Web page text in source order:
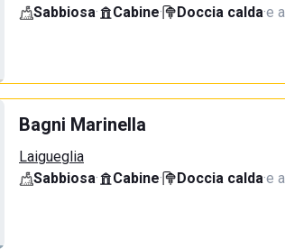
Sabbiosa· Cabine· Doccia calda·e
Bagni Marinella
Laigueglia
Sabbiosa· Cabine· Doccia calda·e